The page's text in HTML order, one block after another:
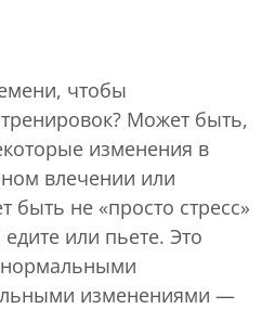
чтобы
Может быть,
изменения в
влечении или
быть не «просто стресс»
или пьете. Это
нормальными
изменениями —